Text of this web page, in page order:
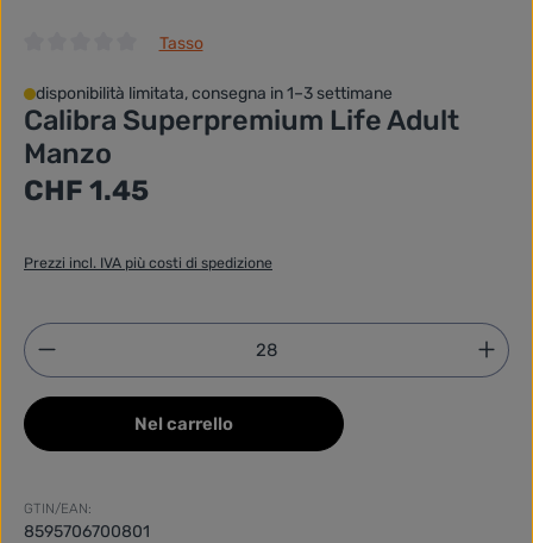
Tasso
disponibilità limitata, consegna in 1–3 settimane
Calibra Superpremium Life Adult
Manzo
Prezzo normale:
CHF 1.45
Prezzi incl. IVA più costi di spedizione
Quantità del prodotto: inserisci la quantità
Nel carrello
GTIN/EAN:
8595706700801